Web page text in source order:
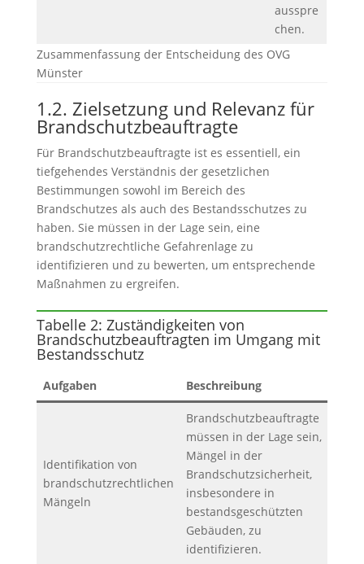
ausspre
chen.
Zusammenfassung der Entscheidung des OVG
Münster
1.2. Zielsetzung und Relevanz für
Brandschutzbeauftragte
Für Brandschutzbeauftragte ist es essentiell, ein
tiefgehendes Verständnis der gesetzlichen
Bestimmungen sowohl im Bereich des
Brandschutzes als auch des Bestandsschutzes zu
haben. Sie müssen in der Lage sein, eine
brandschutzrechtliche Gefahrenlage zu
identifizieren und zu bewerten, um entsprechende
Maßnahmen zu ergreifen.
Tabelle 2: Zuständigkeiten von
Brandschutzbeauftragten im Umgang mit
Bestandsschutz
Aufgaben Beschreibung
Identifikation von
brandschutzrechtlichen
Mängeln
Brandschutzbeauftragte
müssen in der Lage sein,
Mängel in der
Brandschutzsicherheit,
insbesondere in
bestandsgeschützten
Gebäuden, zu
identifizieren.